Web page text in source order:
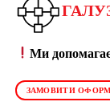
Ми
ЗАМОВИТИ